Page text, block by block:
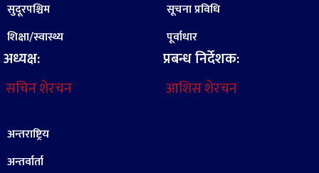
सुदूरपश्चिम
शिक्षा/स्वास्थ्य
अध्यक्ष:
सचिन शेरचन
सूचना प्रविधि
पूर्वाधार
प्रबन्ध निर्देशक:
आशिस शेरचन
अन्तराष्ट्रिय
अन्तर्वार्ता